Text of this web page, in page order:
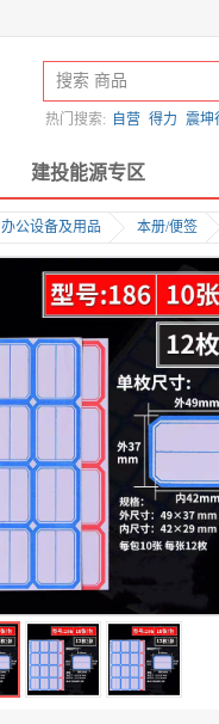
热门搜索: 自营 得力 震坤
建投能源专区
办公设备及用品 本册/便签